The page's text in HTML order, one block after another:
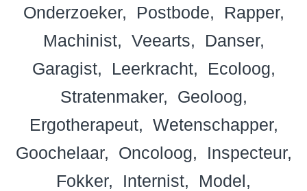
Onderzoeker
Postbode
Rapper
Machinist
Veearts
Danser
Garagist
Leerkracht
Ecoloog
Stratenmaker
Geoloog
Ergotherapeut
Wetenschapper
Goochelaar
Oncoloog
Inspecteur
Fokker
Internist
Model